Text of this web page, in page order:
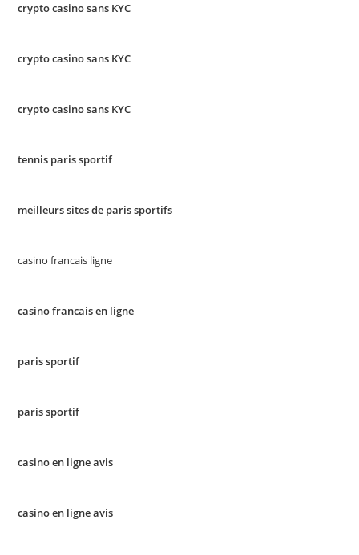
crypto casino sans KYC
crypto casino sans KYC
crypto casino sans KYC
tennis paris sportif
meilleurs sites de paris sportifs
casino francais ligne
casino francais en ligne
paris sportif
paris sportif
casino en ligne avis
casino en ligne avis